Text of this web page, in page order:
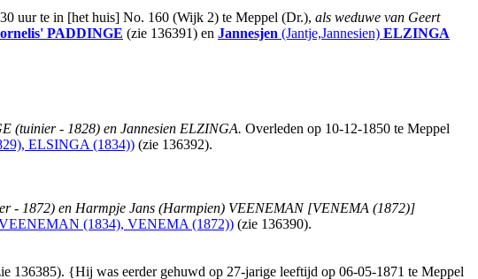
uur te in [het huis] No. 160 (Wijk 2) te Meppel (Dr.), als weduwe van Geert
PADDINGE (zie 136391) en Jannesjen (Jantje,Jannesien) ELZINGA
(tuinier - 1828) en Jannesien ELZINGA. Overleden op 10-12-1850 te Meppel
ELSINGA (1834)) (zie 136392).
- 1872) en Harmpje Jans (Harmpien) VEENEMAN [VENEMA (1872)]
(1834), VENEMA (1872)) (zie 136390).
136385). {Hij was eerder gehuwd op 27-jarige leeftijd op 06-05-1871 te Meppel